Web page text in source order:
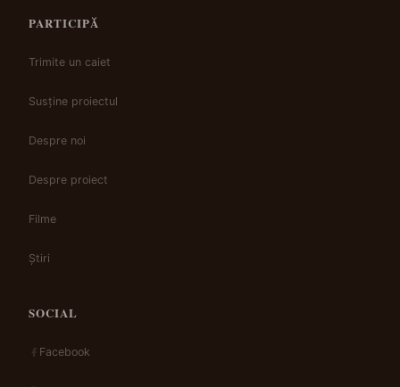
PARTICIPĂ
Trimite un caiet
Susține proiectul
Despre noi
Despre proiect
Filme
Știri
SOCIAL
Facebook